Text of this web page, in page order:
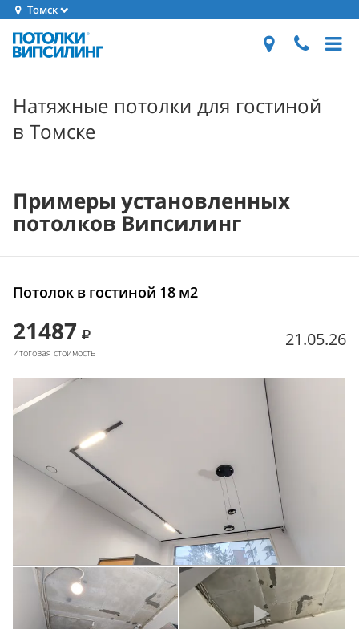
Томск
Натяжные потолки для гостиной
в Томске
Примеры установленных
потолков Випсилинг
Потолок в гостиной 18 м2
21487
Итоговая стоимость
21.05.26